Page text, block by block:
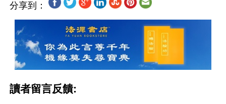
分享到：
讀者留言反饋: